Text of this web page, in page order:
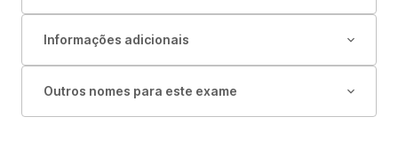
Informações adicionais
Outros nomes para este exame